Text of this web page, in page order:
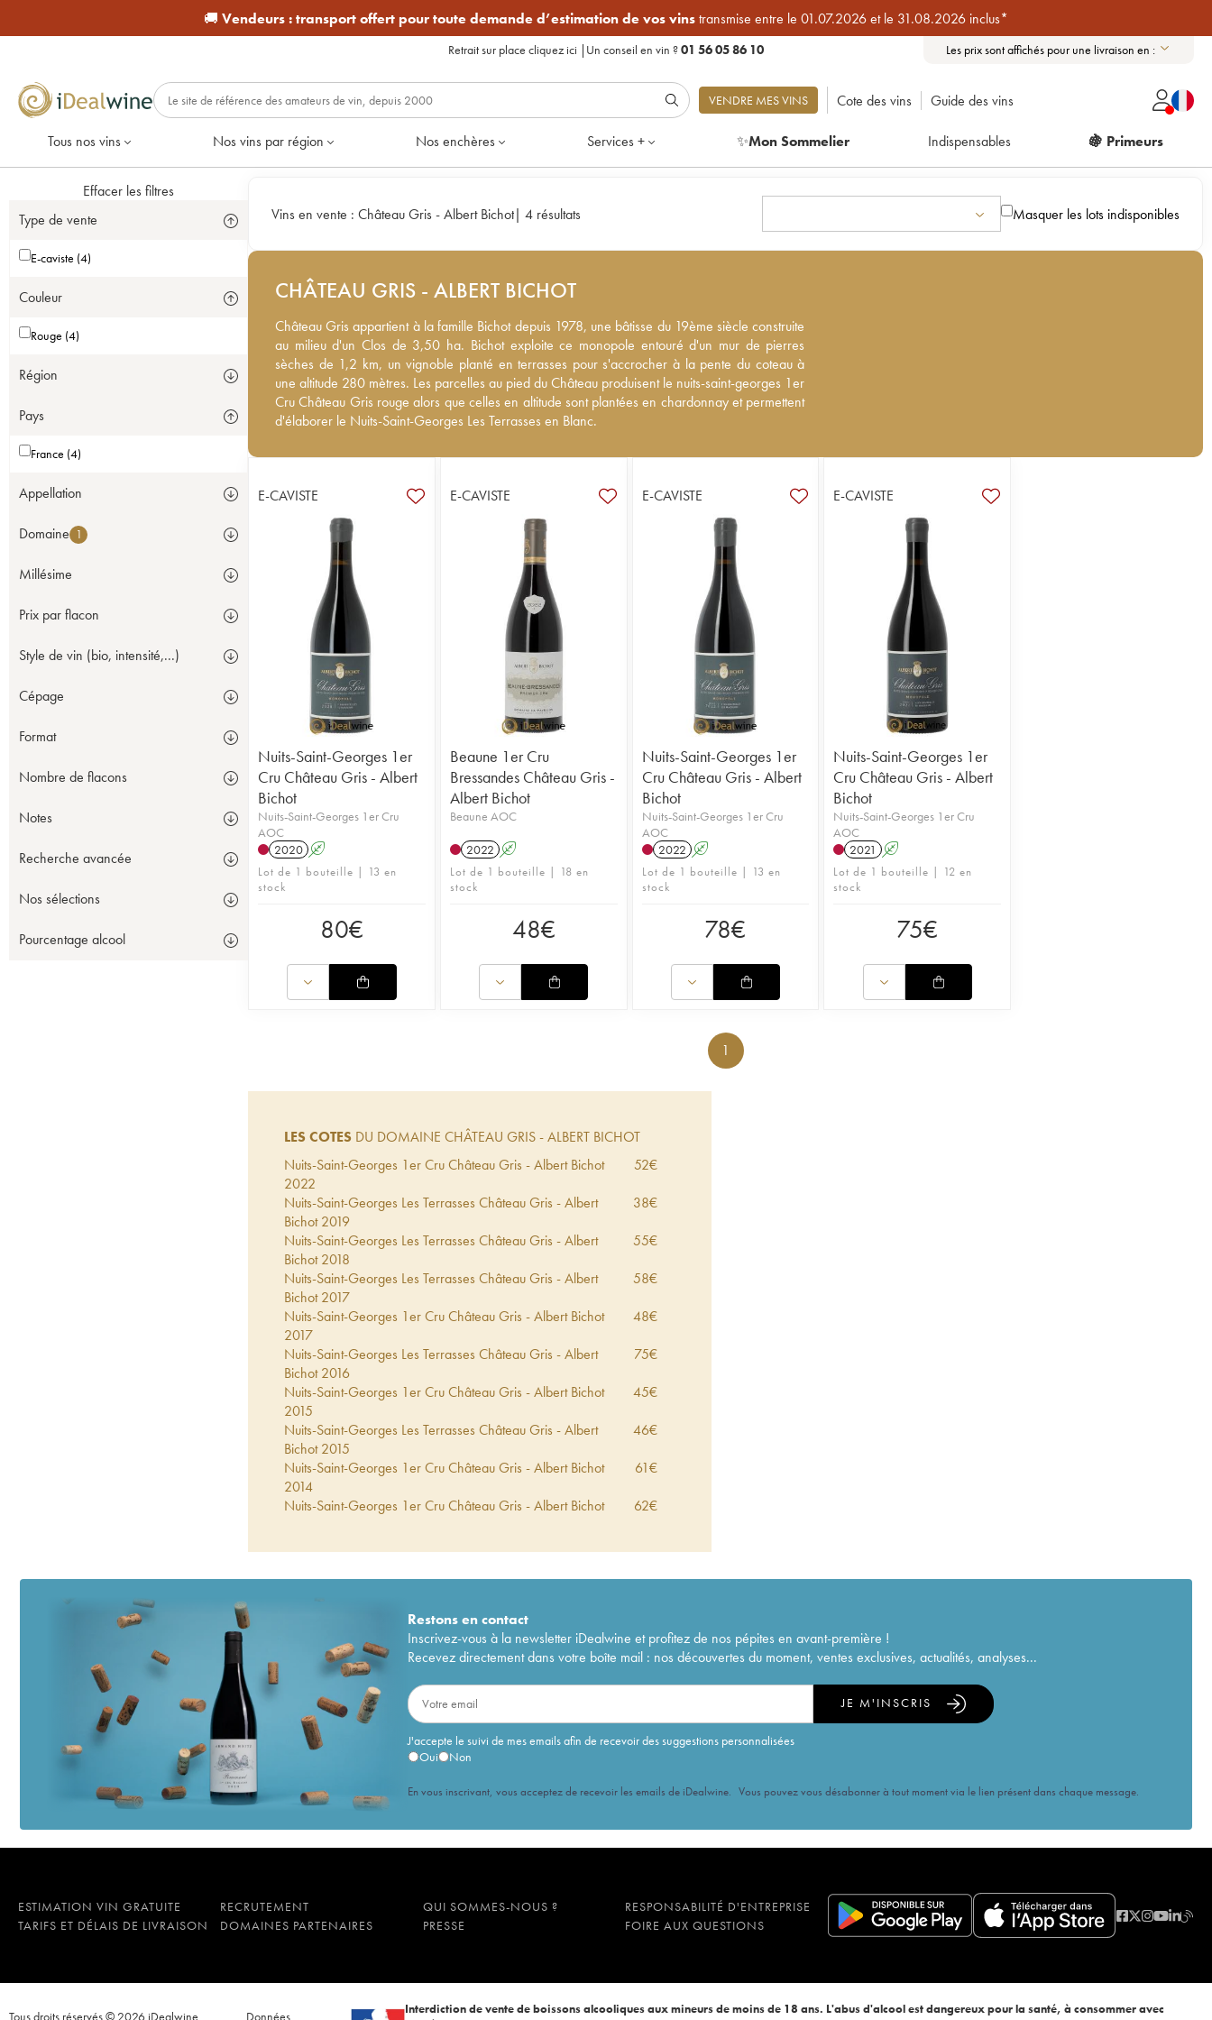
🚚 Vendeurs :transport offert pour toute demande d’estimation de vos vinstransmise entre le 01.07.2026 et le 31.08.2026 inclus*
Retrait sur place cliquez ici | Un conseil en vin ?01 56 05 86 10 Les prix sont affichés pour une livraison en :
VENDRE MES VINS Cote des vins Guide des vins
Tous nos vins Nos vins par région Nos enchères Services + ✨Mon Sommelier Indispensables 🍇 Primeurs
Effacer les filtres
Type de vente
E-caviste (4)
Couleur
Rouge (4)
Région
Pays
France (4)
Appellation
Domaine 1
Millésime
Prix par flacon
Style de vin (bio, intensité,...)
Cépage
Format
Nombre de flacons
Notes
Recherche avancée
Nos sélections
Pourcentage alcool
Vins en vente : Château Gris - Albert Bichot| 4 résultats Masquer les lots indisponibles
CHÂTEAU GRIS - ALBERT BICHOT
Château Gris appartient à la famille Bichot depuis 1978, une bâtisse du 19ème siècle construite
au milieu d'un Clos de 3,50 ha. Bichot exploite ce monopole entouré d'un mur de pierres sèches
de 1,2 km, un vignoble planté en terrasses pour s'accrocher à la pente du coteau à une altitude
280 mètres. Les parcelles au pied du Château produisent le nuits-saint-georges 1er Cru Château
Gris rouge alors que celles en altitude sont plantées en chardonnay et permettent d'élaborer le
Nuits-Saint-Georges Les Terrasses en Blanc.
Château Gris appartient à la famille Bichot depuis 1978, une bâtisse du 19ème siècle construite
au milieu d'un Clos de 3,50 ha. Bichot exploite ce monopole entouré d'un mur de pierres
sèches de 1,2 km, un vignoble planté en terrasses pour s'accrocher à la pente du coteau à
une altitude 280 mètres. Les parcelles au pied du Château produisent le nuits-saint-georges 1er
Cru Château Gris rouge alors que celles en altitude sont plantées en chardonnay et permettent
d'élaborer le Nuits-Saint-Georges Les Terrasses en Blanc.
E-CAVISTE
Nuits-Saint-Georges 1er
Cru Château Gris - Albert
Bichot
Nuits-Saint-Georges 1er Cru
AOC
2020 A
Lot de 1 bouteille | 13 en
stock
80€
E-CAVISTE
Beaune 1er Cru
Bressandes Château Gris -
Albert Bichot
Beaune AOC
2022 A
Lot de 1 bouteille | 18 en
stock
48€
E-CAVISTE
Nuits-Saint-Georges 1er
Cru Château Gris - Albert
Bichot
Nuits-Saint-Georges 1er Cru
AOC
2022 A
Lot de 1 bouteille | 13 en
stock
78€
E-CAVISTE
Nuits-Saint-Georges 1er
Cru Château Gris - Albert
Bichot
Nuits-Saint-Georges 1er Cru
AOC
2021
A
Lot de 1 bouteille | 12 en
stock
75€
1
LES COTES DU DOMAINE CHÂTEAU GRIS - ALBERT BICHOT
Nuits-Saint-Georges 1er Cru Château Gris - Albert Bichot
2022
52€
Nuits-Saint-Georges Les Terrasses Château Gris - Albert
Bichot 2019
38€
Nuits-Saint-Georges Les Terrasses Château Gris - Albert
Bichot 2018
55€
Nuits-Saint-Georges Les Terrasses Château Gris - Albert
Bichot 2017
58€
Nuits-Saint-Georges 1er Cru Château Gris - Albert Bichot
2017
48€
Nuits-Saint-Georges Les Terrasses Château Gris - Albert
Bichot 2016
75€
Nuits-Saint-Georges 1er Cru Château Gris - Albert Bichot
2015
45€
Nuits-Saint-Georges Les Terrasses Château Gris - Albert
Bichot 2015
46€
Nuits-Saint-Georges 1er Cru Château Gris - Albert Bichot
2014
61€
Nuits-Saint-Georges 1er Cru Château Gris - Albert Bichot
62€
Nuits-Saint-Georges Les Terrasses Château Gris - Albert
68€
Nuits-Saint-Georges 1er Cru Château Gris - Albert Bichot
Nuits-Saint-Georges Les Terrasses Château Gris - Albert
2009
64€
Nuits-Saint-Georges 1er Cru Château Gris - Albert Bichot
2008
Restons encontact
Inscrivez-vous à la newsletter iDealwine et profitez de nos pépites en avant-première !
Recevez directement dans votre boîte mail : nos découvertes du moment, ventes exclusives, actualités, analyses...
J'accepte le suivi de mes emails afin de recevoir des suggestions personnalisées
Oui
Non
JE M'INSCRIS
En vous inscrivant, vous acceptez de recevoir les emails de iDealwine. Vous pouvez vous désabonner à tout moment via le lien présent dans chaque message.
ESTIMATION VIN GRATUITE RECRUTEMENT QUI SOMMES-NOUS ?
RESPONSABILITÉ D'ENTREPRISE
TARIFS ET DÉLAIS DE LIVRAISON
DOMAINES PARTENAIRES PRESSE FOIRE AUX QUESTIONS
Tous droits réservés © 2026 iDealwine Données
Interdiction de vente de boissons alcooliques aux mineurs de moins de 18 ans. L'abus d'alcool est dangereux pour la santé, à consommer avec